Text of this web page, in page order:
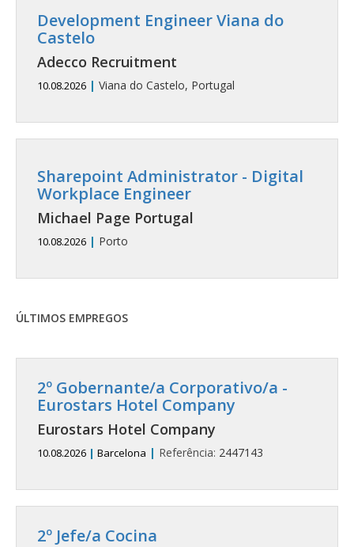
Development Engineer Viana do
Castelo
Adecco Recruitment
10.08.2026 | Viana do Castelo, Portugal
Sharepoint Administrator - Digital
Workplace Engineer
Michael Page Portugal
10.08.2026 | Porto
ÚLTIMOS EMPREGOS
2º Gobernante/a Corporativo/a -
Eurostars Hotel Company
Eurostars Hotel Company
10.08.2026 | Barcelona | Referência: 2447143
2º Jefe/a Cocina